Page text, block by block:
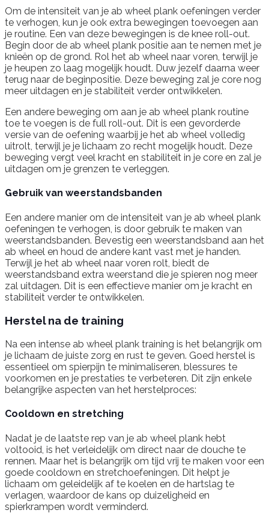
Om de intensiteit van je ab wheel plank oefeningen verder
te verhogen, kun je ook extra bewegingen toevoegen aan
je routine. Een van deze bewegingen is de knee roll-out.
Begin door de ab wheel plank positie aan te nemen met je
knieën op de grond. Rol het ab wheel naar voren, terwijl je
je heupen zo laag mogelijk houdt. Duw jezelf daarna weer
terug naar de beginpositie. Deze beweging zal je core nog
meer uitdagen en je stabiliteit verder ontwikkelen.
Een andere beweging om aan je ab wheel plank routine
toe te voegen is de full roll-out. Dit is een gevorderde
versie van de oefening waarbij je het ab wheel volledig
uitrolt, terwijl je je lichaam zo recht mogelijk houdt. Deze
beweging vergt veel kracht en stabiliteit in je core en zal je
uitdagen om je grenzen te verleggen.
Gebruik van weerstandsbanden
Een andere manier om de intensiteit van je ab wheel plank
oefeningen te verhogen, is door gebruik te maken van
weerstandsbanden. Bevestig een weerstandsband aan het
ab wheel en houd de andere kant vast met je handen.
Terwijl je het ab wheel naar voren rolt, biedt de
weerstandsband extra weerstand die je spieren nog meer
zal uitdagen. Dit is een effectieve manier om je kracht en
stabiliteit verder te ontwikkelen.
Herstel na de training
Na een intense ab wheel plank training is het belangrijk om
je lichaam de juiste zorg en rust te geven. Goed herstel is
essentieel om spierpijn te minimaliseren, blessures te
voorkomen en je prestaties te verbeteren. Dit zijn enkele
belangrijke aspecten van het herstelproces:
Cooldown en stretching
Nadat je de laatste rep van je ab wheel plank hebt
voltooid, is het verleidelijk om direct naar de douche te
rennen. Maar het is belangrijk om tijd vrij te maken voor een
goede cooldown en stretchoefeningen. Dit helpt je
lichaam om geleidelijk af te koelen en de hartslag te
verlagen, waardoor de kans op duizeligheid en
spierkrampen wordt verminderd.